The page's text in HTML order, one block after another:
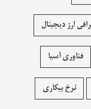
ارز دیجیتال
فناوری آسیا
نرخ بیکاری